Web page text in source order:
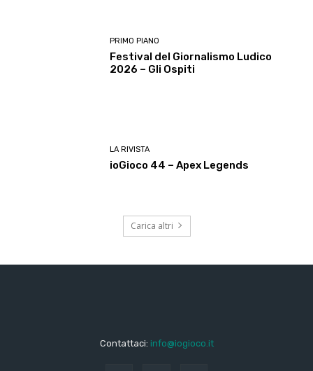
PRIMO PIANO
Festival del Giornalismo Ludico
2026 – Gli Ospiti
LA RIVISTA
ioGioco 44 – Apex Legends
Carica altri
Contattaci: info@iogioco.it